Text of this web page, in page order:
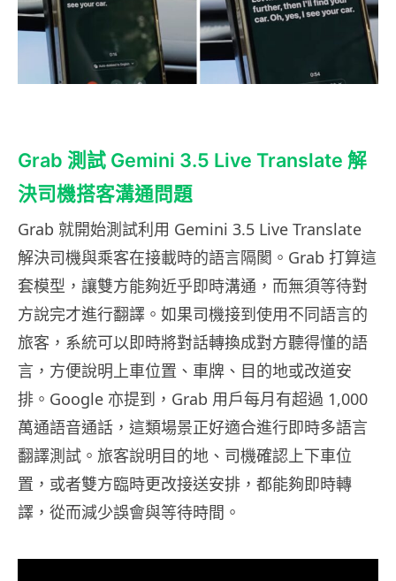
Grab 測試 Gemini 3.5 Live Translate 解
決司機搭客溝通問題
Grab 就開始測試利用 Gemini 3.5 Live Translate
解決司機與乘客在接載時的語言隔閡。Grab 打算這
套模型，讓雙方能夠近乎即時溝通，而無須等待對
方說完才進行翻譯。如果司機接到使用不同語言的
旅客，系統可以即時將對話轉換成對方聽得懂的語
言，方便說明上車位置、車牌、目的地或改道安
排。Google 亦提到，Grab 用戶每月有超過 1,000
萬通語音通話，這類場景正好適合進行即時多語言
翻譯測試。旅客說明目的地、司機確認上下車位
置，或者雙方臨時更改接送安排，都能夠即時轉
譯，從而減少誤會與等待時間。